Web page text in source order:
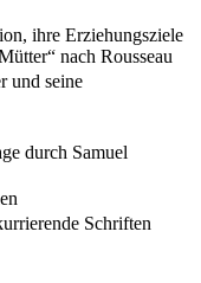
ihre Erziehungsziele
nach Rousseau
und seine
durch Samuel
Schriften